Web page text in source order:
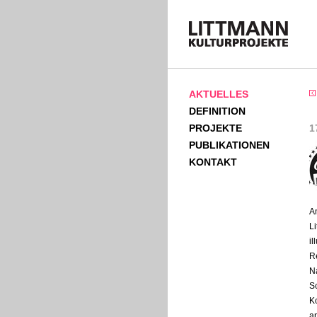
AKTUELLES
DEFINITION
PROJEKTE
PUBLIKATIONEN
KONTAKT